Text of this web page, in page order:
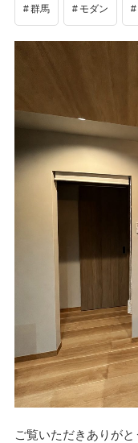
群馬 モダン
ご覧いただきありが
楽屋トップ